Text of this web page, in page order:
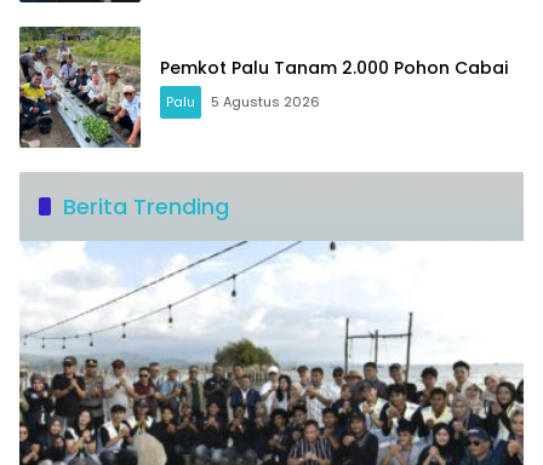
Pemkot Palu Tanam 2.000 Pohon Cabai
Palu 5 Agustus 2026
Berita Trending